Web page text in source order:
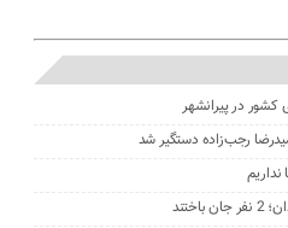
در پیرانشهر
رجب‌زاده دستگیر شد